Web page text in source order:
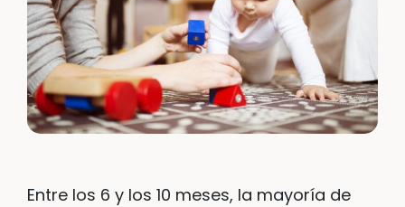
Entre los 6 y los 10 meses, la mayoría de